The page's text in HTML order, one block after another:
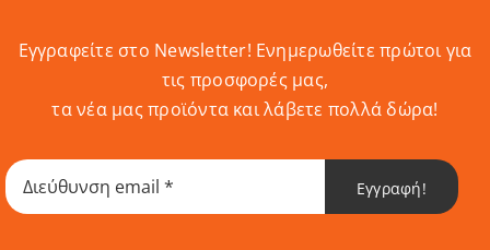
πολλαπλές
παραλλαγές.
Οι
μπορούν
να
Εγγραφείτε στο Newsletter! Eνημερωθείτε πρώτοι για
τις προσφορές μας,
τα νέα μας προϊόντα και λάβετε πολλά δώρα!
Εγγραφή!